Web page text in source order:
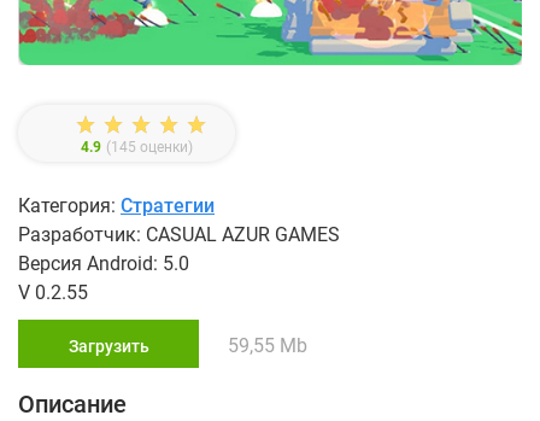
4.9 (145 оценки)
Категория: Стратегии
Разработчик: CASUAL AZUR GAMES
Версия Android: 5.0
V 0.2.55
Загрузить 59,55 Mb
Описание